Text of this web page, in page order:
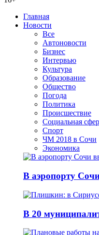
Главная
Новости
Все
Автоновости
Бизнес
Интервью
Культура
Образование
Общество
Погода
Политика
Происшествие
Социальная
Спорт
ЧМ 2018 в Сочи
Экономика
В аэропорту
В 20